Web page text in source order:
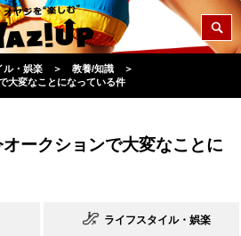
ル・娯楽 ＞ 教養/知識
＞
大変なことになっている件
ークションで大変なことに
ライフスタイル・娯楽